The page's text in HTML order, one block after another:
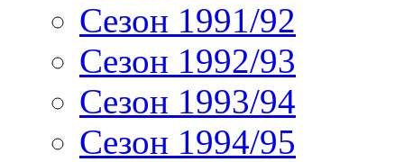
Сезон 1991/92
Сезон 1992/93
Сезон 1993/94
Сезон 1994/95